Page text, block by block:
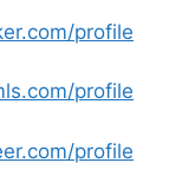
profile
profile
profile